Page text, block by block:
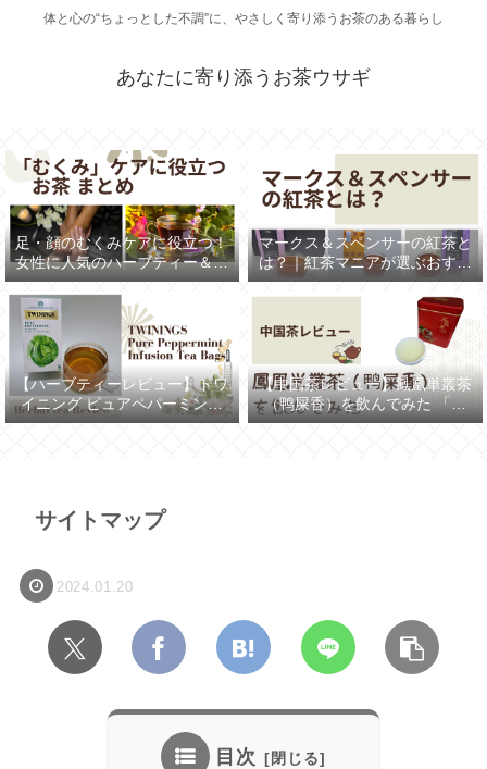
体と心の“ちょっとした不調”に、やさしく寄り添うお茶のある暮らし
あなたに寄り添うお茶ウサギ
足・顔のむくみケアに役立つ！
女性に人気のハーブティー＆健
康茶まとめ
マークス＆スペンサーの紅茶と
は？｜紅茶マニアが選ぶおすす
めTOP5
【ハーブティーレビュー】トワ
イニング ピュアペパーミント
ティーを飲んでみた
【中国茶レビュー】鳳凰単叢茶
（鸭屎香）を飲んでみた 「ア
ヒルの糞の香り」のお茶とは⁉
サイトマップ
2024.01.20
目次